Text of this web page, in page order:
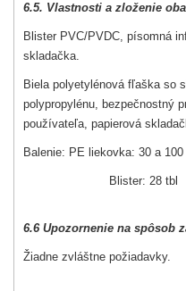
6.5. Vlastnosti a zloženie
Blister PVC/PVDC, písomná
skladačka.
Biela polyetylénová fľaška so
polypropylénu, bezpečnostný
používateľa, papierová
Balenie: PE liekovka: 30 a 100
Blister: 28 tbl
6.6 Upozornenie na spôsob
Žiadne zvláštne požiadavky.